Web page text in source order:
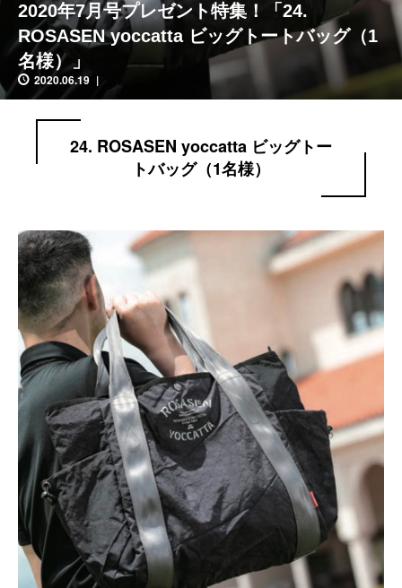
2020年7月号プレゼント特集！「24.
ROSASEN yoccatta ビッグトートバッグ（1
名様）」
2020.06.19
24. ROSASEN yoccatta ビッグトー
トバッグ（1名様）